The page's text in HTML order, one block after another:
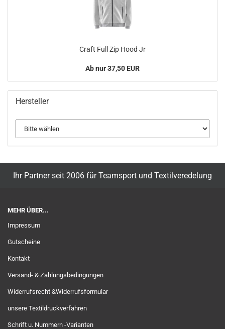
Craft Full Zip Hood Jr
Ab nur 37,50 EUR
Hersteller
Ihr Partner seit 2006 für Teamsport und Textilveredelung
MEHR ÜBER...
Impressum
Gutscheine
Kontakt
Versand- & Zahlungsbedingungen
Widerrufsrecht &Widerrufsformular
unsere Textildruckverfahren
Schrift u. Nummern -Varianten